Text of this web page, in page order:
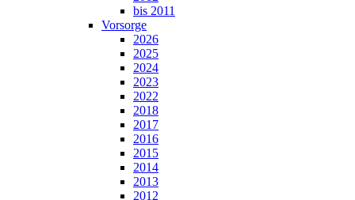
bis 2011
Vorsorge
2026
2025
2024
2023
2022
2018
2017
2016
2015
2014
2013
2012